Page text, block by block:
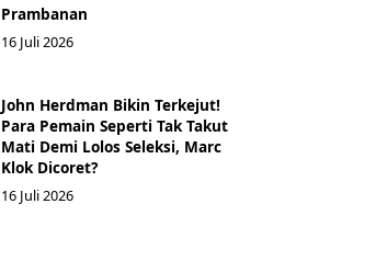
Prambanan
16 Juli 2026
John Herdman Bikin Terkejut!
Para Pemain Seperti Tak Takut
Mati Demi Lolos Seleksi, Marc
Klok Dicoret?
16 Juli 2026